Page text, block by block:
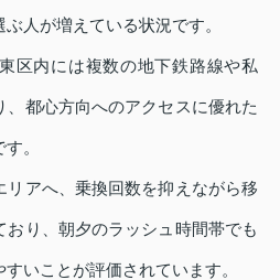
人が増えている状況です。
区内には複数の地下鉄路線や私
都心方向へのアクセスに優れた
。
リアへ、乗換回数を抑えながら移
り、朝夕のラッシュ時間帯でも
いことが評価されています。